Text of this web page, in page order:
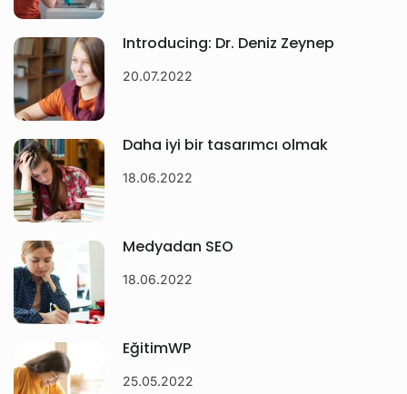
Introducing: Dr. Deniz Zeynep
20.07.2022
Daha iyi bir tasarımcı olmak
18.06.2022
Medyadan SEO
18.06.2022
EğitimWP
25.05.2022